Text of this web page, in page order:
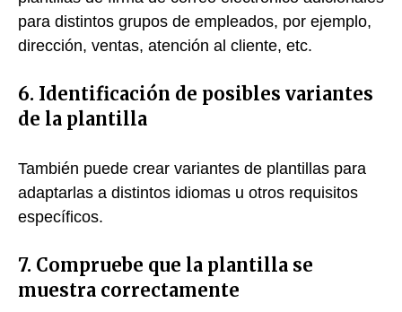
para distintos grupos de empleados, por ejemplo,
dirección, ventas, atención al cliente, etc.
6. Identificación de posibles variantes
de la plantilla
También puede crear variantes de plantillas para
adaptarlas a distintos idiomas u otros requisitos
específicos.
7. Compruebe que la plantilla se
muestra correctamente